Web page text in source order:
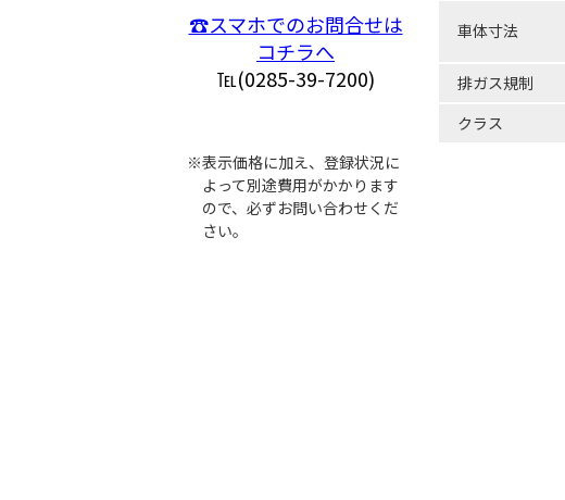
☎スマホでのお問合せは
コチラへ
℡(0285-39-7200)
※表示価格に加え、登録状況に
よって別途費用がかかります
ので、必ずお問い合わせくだ
さい。
車体寸法
排ガス規制
クラス